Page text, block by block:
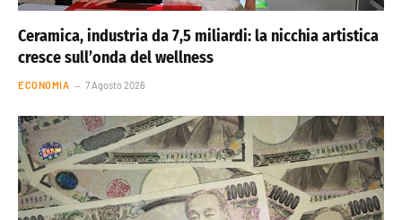
Ceramica, industria da 7,5 miliardi: la nicchia artistica
cresce sull’onda del wellness
ECONOMIA 7 Agosto 2026